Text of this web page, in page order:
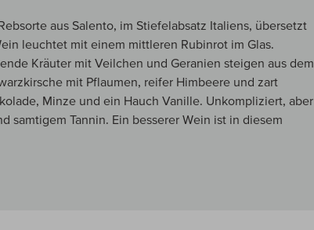
aus Salento, im Stiefelabsatz Italiens, übersetzt
leuchtet mit einem mittleren Rubinrot im Glas.
Kräuter mit Veilchen und Geranien steigen aus dem
mit Pflaumen, reifer Himbeere und zart
Minze und ein Hauch Vanille. Unkompliziert, aber
samtigem Tannin. Ein besserer Wein ist in diesem